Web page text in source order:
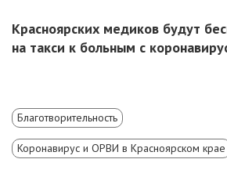
Красноярских медиков будут
на такси к больным с
Благотворительность
Коронавирус и ОРВИ в Красноярском крае